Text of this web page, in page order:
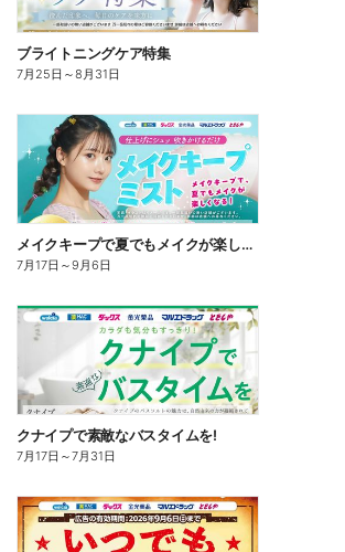
ブライトニングケア特集
7月25日 ～8月31日
メイクキープで夏でもメイクが楽しくなる!
7月17日 ～9月6日
クナイプで素敵なバスタイムを!
7月17日 ～7月31日